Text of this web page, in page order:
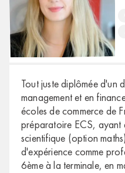
Tout juste diplômée d'un
management et en
écoles de commerce de
préparatoire ECS,
scientifique (option
d'expérience comme
6ème à la terminale, en